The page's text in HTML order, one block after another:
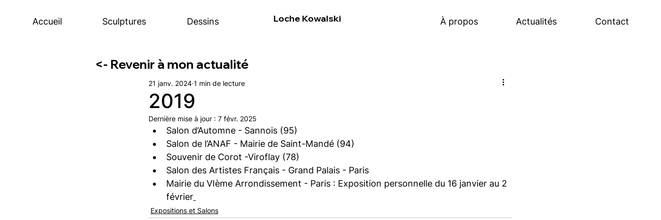
Accueil Sculptures Dessins Loche Kowalski À propos Actualités Contact
2019
21 janv. 2024 1 min de lecture
Dernière mise à jour : 7 févr. 2025
Salon d’Automne - Sannois (95)
Salon de l’ANAF - Mairie de Saint-Mandé (94)
Souvenir de Corot -Viroflay (78)
Salon des Artistes Français - Grand Palais - Paris
Mairie du VIème Arrondissement - Paris : Exposition personnelle du 16 janvier au 2
février
Expositions et Salons
<- Revenir à mon actualité